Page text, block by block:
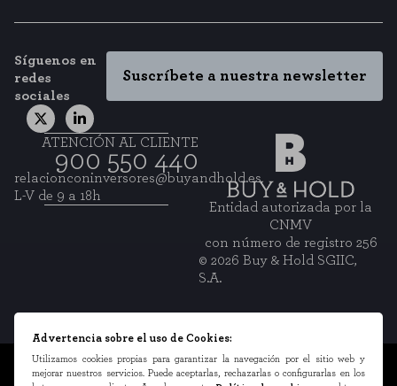
Síguenos en
redes
sociales
Suscríbete a nuestra newsletter
ATENCIÓN AL CLIENTE
900 550 440
relacionconinversores@buyandhold.es
L-V de 9 a 18h
Entidad autorizada por la
CNMV
con número de registro 256
© 2026 Buy & Hold SGIIC,
S.A.
Información legal
Advertencia sobre el uso de Cookies:
Utilizamos cookies propias para garantizar la navegación por el sitio web y
mejorar nuestros servicios. Puede aceptarlas, rechazarlas o configurarlas en los